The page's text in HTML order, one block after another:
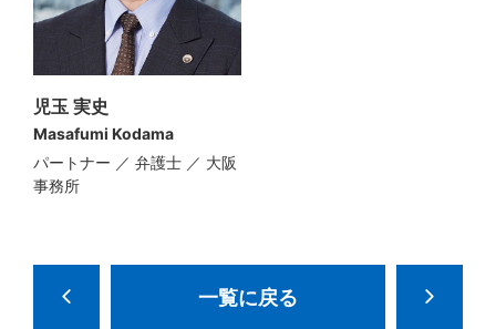
児玉 実史
Masafumi Kodama
パートナー ／ 弁護士 ／ 大阪
事務所
一覧に戻る